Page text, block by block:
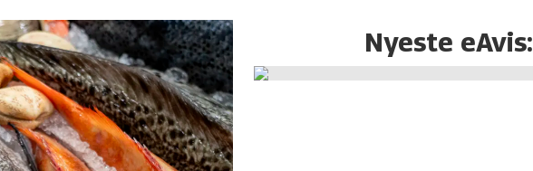
Nyeste eAvis: